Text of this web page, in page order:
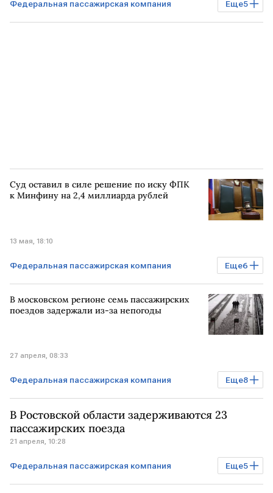
Еще5
Федеральная пассажирская компания
Бизнес РОССИЯ
Суд оставил в силе решение по иску ФПК
к Минфину на 2,4 миллиарда рублей
13 мая, 18:10
Еще6
Федеральная пассажирская компания
Бизнес РОССИЯ РФ МОСКВА
Минфин РЖД
В московском регионе семь пассажирских
поездов задержали из-за непогоды
27 апреля, 08:33
Еще8
Федеральная пассажирская компания
Происшествия Бизнес РОССИЯ
Владикавказ
РЖД железнодорожный транспорт
В Ростовской области задерживаются 23
пассажирских поезда
21 апреля, 10:28
Еще5
Федеральная пассажирская компания
Бизнес РОССИЯ МОСКВА